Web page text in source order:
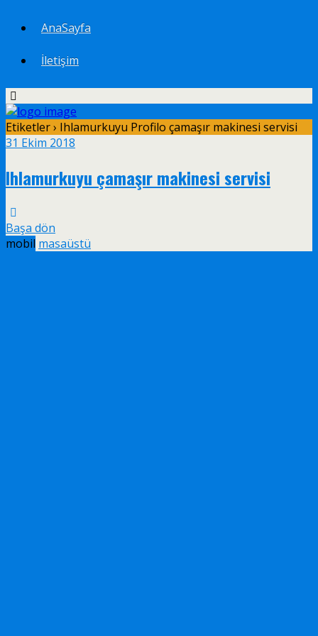
AnaSayfa
İletişim
Etiketler › Ihlamurkuyu Profilo çamaşır makinesi servisi
31 Ekim 2018
Ihlamurkuyu çamaşır makinesi servisi
Başa dön
mobil masaüstü